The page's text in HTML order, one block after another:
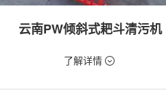
云南PW倾斜式耙斗清污机
价格：1.28万/台了解详情